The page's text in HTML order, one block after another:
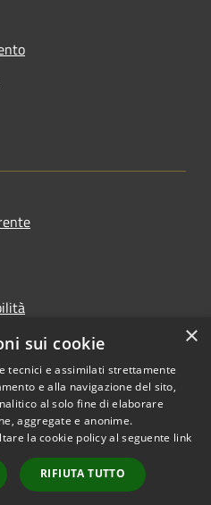
Copyright © 2026 • Comune di
Abbiategrasso • Powered by
Municipium•
Accesso
redazione
×
sui cookie
tecnici e assimilati strettamente
e alla navigazione del sito,
al solo fine di elaborare
aggregate e anonime.
la cookie policy al seguente link
RIFIUTA TUTTO